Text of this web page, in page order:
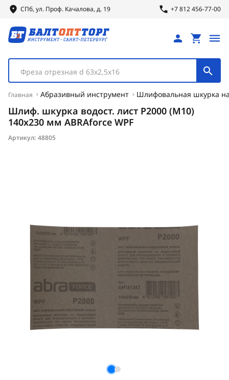
СПб, ул. Проф. Качалова, д. 19 +7 812 456-77-00
Фреза отрезная d 63х2,5х16
Главная Абразивный инструмент Шлифовальная шкурка
Шлиф. шкурка водост. лист Р2000 (М10)
140х230 мм ABRAforce WPF
Артикул: 48805